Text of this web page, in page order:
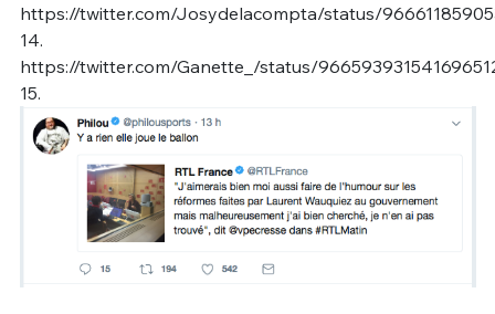
https://twitter.com/Josydelacompta/status/
14.
https://twitter.com/Ganette_/status/
15.